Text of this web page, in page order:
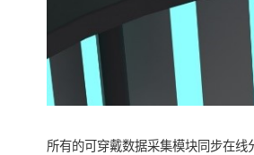
所有的可穿戴数据采集模块同步在线